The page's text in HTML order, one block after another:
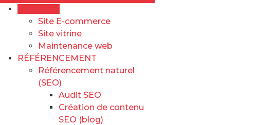
Site E-commerce
Site vitrine
Maintenance web
RÉFÉRENCEMENT
Référencement naturel
(SEO)
Audit SEO
Création de contenu
SEO (blog)